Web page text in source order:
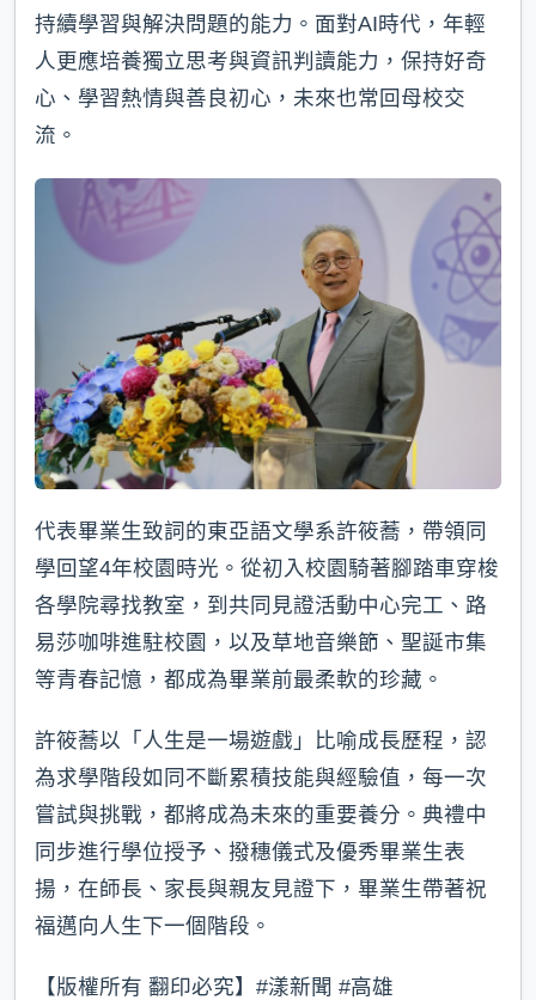
持續學習與解決問題的能力。面對AI時代，年輕
人更應培養獨立思考與資訊判讀能力，保持好奇
心、學習熱情與善良初心，未來也常回母校交
流。
代表畢業生致詞的東亞語文學系許筱蕎，帶領同
學回望4年校園時光。從初入校園騎著腳踏車穿梭
各學院尋找教室，到共同見證活動中心完工、路
易莎咖啡進駐校園，以及草地音樂節、聖誕市集
等青春記憶，都成為畢業前最柔軟的珍藏。
許筱蕎以「人生是一場遊戲」比喻成長歷程，認
為求學階段如同不斷累積技能與經驗值，每一次
嘗試與挑戰，都將成為未來的重要養分。典禮中
同步進行學位授予、撥穗儀式及優秀畢業生表
揚，在師長、家長與親友見證下，畢業生帶著祝
福邁向人生下一個階段。
【版權所有 翻印必究】#漾新聞 #高雄